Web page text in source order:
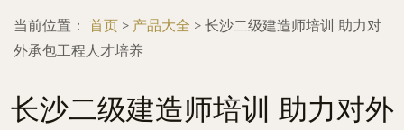
当前位置： 首页 > 产品大全 > 长沙二级建造师培训 助力对
外承包工程人才培养
长沙二级建造师培训 助力对外